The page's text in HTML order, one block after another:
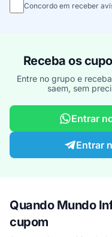
Concordo em receber
Receba os
Entre no grupo e
saem, sem
Entrar
Entrar
Quando Mundo
cupom